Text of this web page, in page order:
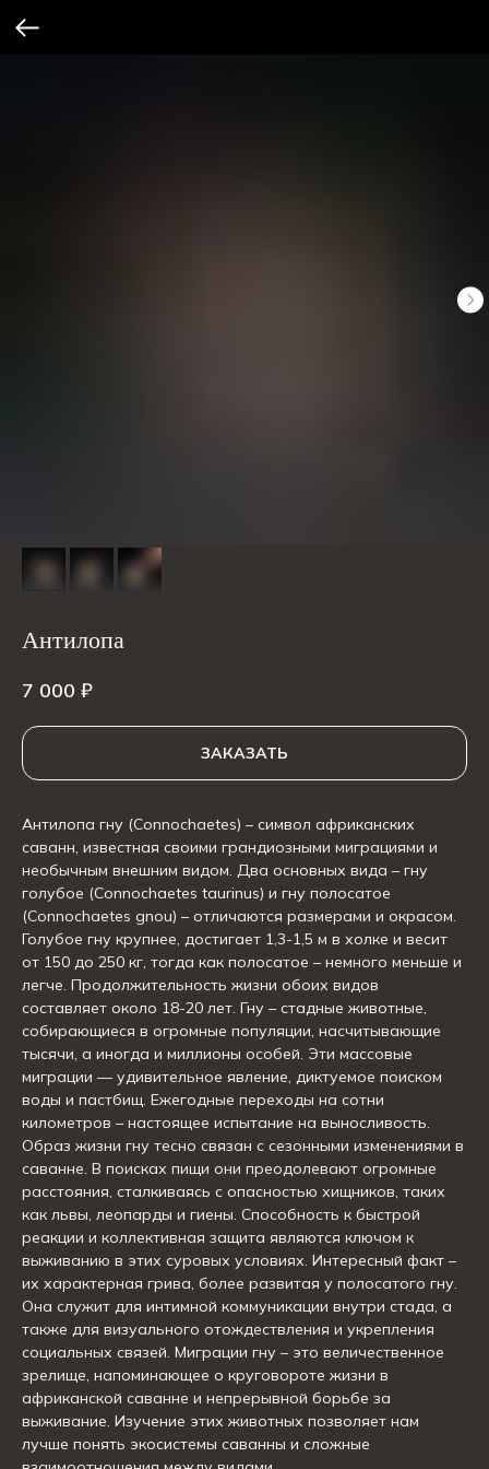
Антилопа
7 000 ₽
ЗАКАЗАТЬ
Антилопа гну (Connochaetes) – символ африканских
саванн, известная своими грандиозными миграциями и
необычным внешним видом. Два основных вида – гну
голубое (Connochaetes taurinus) и гну полосатое
(Connochaetes gnou) – отличаются размерами и окрасом.
Голубое гну крупнее, достигает 1,3-1,5 м в холке и весит
от 150 до 250 кг, тогда как полосатое – немного меньше и
легче. Продолжительность жизни обоих видов
составляет около 18-20 лет. Гну – стадные животные,
собирающиеся в огромные популяции, насчитывающие
тысячи, а иногда и миллионы особей. Эти массовые
миграции — удивительное явление, диктуемое поиском
воды и пастбищ. Ежегодные переходы на сотни
километров – настоящее испытание на выносливость.
Образ жизни гну тесно связан с сезонными изменениями в
саванне. В поисках пищи они преодолевают огромные
расстояния, сталкиваясь с опасностью хищников, таких
как львы, леопарды и гиены. Способность к быстрой
реакции и коллективная защита являются ключом к
выживанию в этих суровых условиях. Интересный факт –
их характерная грива, более развитая у полосатого гну.
Она служит для интимной коммуникации внутри стада, а
также для визуального отождествления и укрепления
социальных связей. Миграции гну – это величественное
зрелище, напоминающее о круговороте жизни в
африканской саванне и непрерывной борьбе за
выживание. Изучение этих животных позволяет нам
лучше понять экосистемы саванны и сложные